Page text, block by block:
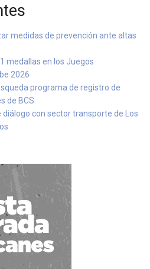
medidas de prevención ante altas
medallas en los Juegos
2026
programa de registro de
de BCS
con sector transporte de Los